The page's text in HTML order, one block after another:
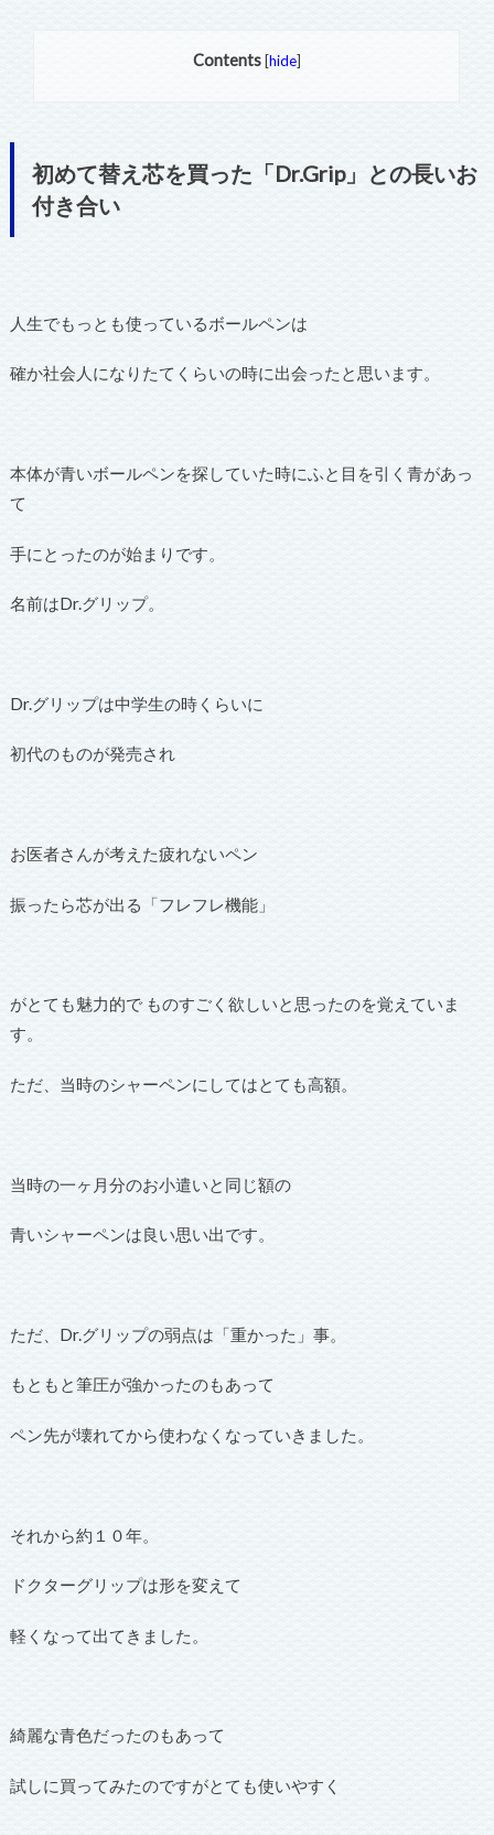
Contents [hide]
初めて替え芯を買った「Dr.Grip」との長いお
付き合い
人生でもっとも使っているボールペンは
確か社会人になりたてくらいの時に出会ったと思います。
本体が青いボールペンを探していた時にふと目を引く青があっ
て
手にとったのが始まりです。
名前はDr.グリップ。
Dr.グリップは中学生の時くらいに
初代のものが発売され
お医者さんが考えた疲れないペン
振ったら芯が出る「フレフレ機能」
がとても魅力的で ものすごく欲しいと思ったのを覚えていま
す。
ただ、当時のシャーペンにしてはとても高額。
当時の一ヶ月分のお小遣いと同じ額の
青いシャーペンは良い思い出です。
ただ、Dr.グリップの弱点は「重かった」事。
もともと筆圧が強かったのもあって
ペン先が壊れてから使わなくなっていきました。
それから約１０年。
ドクターグリップは形を変えて
軽くなって出てきました。
綺麗な青色だったのもあって
試しに買ってみたのですがとても使いやすく